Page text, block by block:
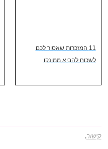
11 המזכרות שאסור לכם
לשכוח להביא ממונקו
קישור.